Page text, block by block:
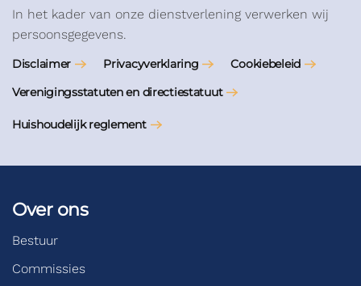
In het kader van onze dienstverlening verwerken wij
persoonsgegevens.
Disclaimer Privacyverklaring
Cookiebeleid
Verenigingsstatuten en directiestatuut
Huishoudelijk reglement
Over ons
Bestuur
Commissies